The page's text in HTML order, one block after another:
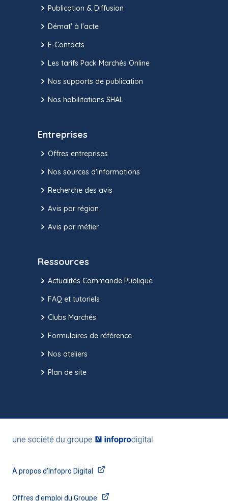
Publication & Diffusion
Démat' à l'acte
E-Contacts
Les tarifs Pack Marchés Online
Nos supports de publication
Nos habilitations SHAL
Entreprises
Offres entreprises
Nos sources d'informations
Recherche des avis
Avis par région
Avis par métier
Ressources
Actualités Commande Publique
FAQ et tutoriels
Clubs Marchés
Formulaires de référence
Nos ateliers
Plan de site